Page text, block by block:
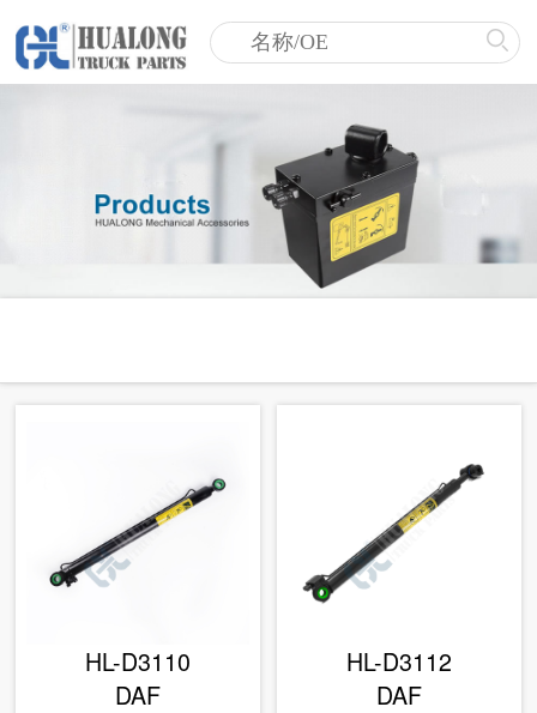
HL-D3110
DAF
HL-D3112
DAF